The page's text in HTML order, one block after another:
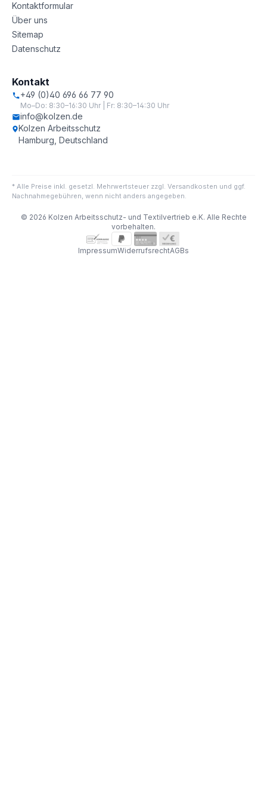
Kontaktformular
Über uns
Sitemap
Datenschutz
Kontakt
+49 (0)40 696 66 77 90
Mo–Do: 8:30–16:30 Uhr | Fr: 8:30–14:30 Uhr
info@kolzen.de
Kolzen Arbeitsschutz
Hamburg, Deutschland
* Alle Preise inkl. gesetzl. Mehrwertsteuer zzgl. Versandkosten und ggf.
Nachnahmegebühren, wenn nicht anders angegeben.
© 2026 Kolzen Arbeitsschutz- und Textilvertrieb e.K. Alle Rechte
vorbehalten.
ImpressumWiderrufsrechtAGBs